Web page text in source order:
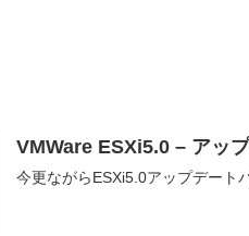
VMWare ESXi5.0 – アッ
今更ながらESXi5.0アップデート